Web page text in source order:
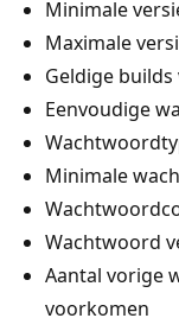
Minimale
Maximale
Geldige
Eenvoudige
Minimale
Wachtwoord
Aantal vorige
voorkomen